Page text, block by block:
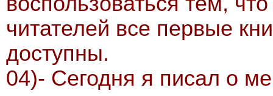
читателей все первые
доступны.
04)- Сегодня я писал о